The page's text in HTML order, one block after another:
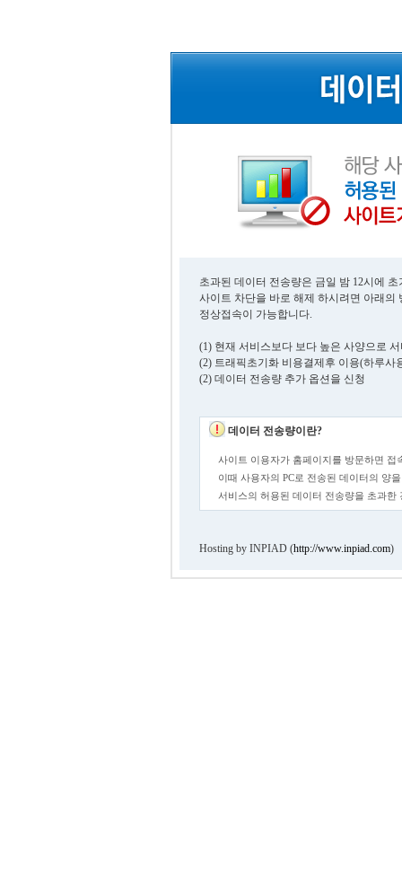
초과된 데이터 전송량은 금일 밤 12시에
사이트 차단을 바로 해제 하시려면 아래의
정상접속이 가능합니다.
(1) 현재 서비스보다 보다 높은 사양으로
(2) 트래픽초기화 비용결제후 이용(하루사
(2) 데이터 전송량 추가 옵션을 신청
데이터 전송량이란?
사이트 이용자가 홈페이지를 방문하면 접
이때 사용자의 PC로 전송된 데이터의 양
서비스의 허용된 데이터 전송량을 초과
Hosting by INPIAD (http://www.inpiad.com)